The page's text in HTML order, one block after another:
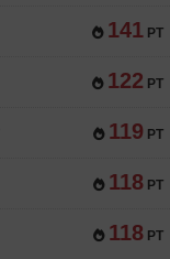
141 PT
122 PT
119 PT
118 PT
118 PT